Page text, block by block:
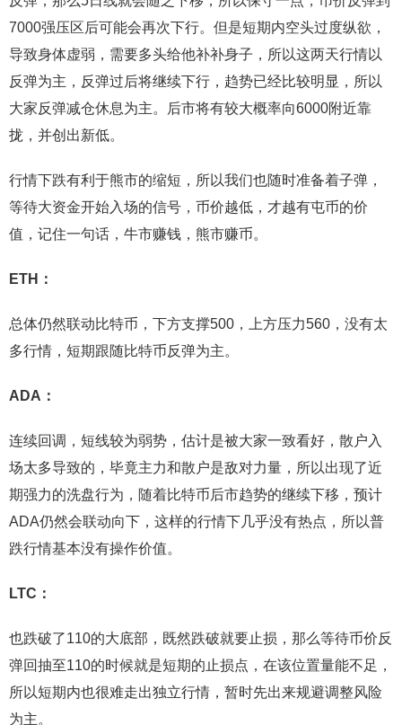
7000强压区后可能会再次下行。但是短期内空头过度纵欲，
导致身体虚弱，需要多头给他补补身子，所以这两天行情以
反弹为主，反弹过后将继续下行，趋势已经比较明显，所以
大家反弹减仓休息为主。后市将有较大概率向6000附近靠
拢，并创出新低。
行情下跌有利于熊市的缩短，所以我们也随时准备着子弹，
等待大资金开始入场的信号，币价越低，才越有屯币的价
值，记住一句话，牛市赚钱，熊市赚币。
ETH：
总体仍然联动比特币，下方支撑500，上方压力560，没有太
多行情，短期跟随比特币反弹为主。
ADA：
连续回调，短线较为弱势，估计是被大家一致看好，散户入
场太多导致的，毕竟主力和散户是敌对力量，所以出现了近
期强力的洗盘行为，随着比特币后市趋势的继续下移，预计
ADA仍然会联动向下，这样的行情下几乎没有热点，所以普
跌行情基本没有操作价值。
LTC：
也跌破了110的大底部，既然跌破就要止损，那么等待币价反
弹回抽至110的时候就是短期的止损点，在该位置量能不足，
所以短期内也很难走出独立行情，暂时先出来规避调整风险
为主。